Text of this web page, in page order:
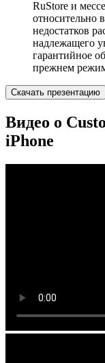
RuStore и
относительно
недостатков
надлежащего
гарантийное
прежнем
Скачать презентацию
Видео о
iPhone